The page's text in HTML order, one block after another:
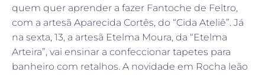
quem quer aprender a fazer Fantoche de Feltro,
com a artesã Aparecida Cortês, do “Cida Ateliê”. Já
na sexta, 13, a artesã Etelma Moura, da “Etelma
Arteira”, vai ensinar a confeccionar tapetes para
banheiro com retalhos. A novidade em Rocha leão